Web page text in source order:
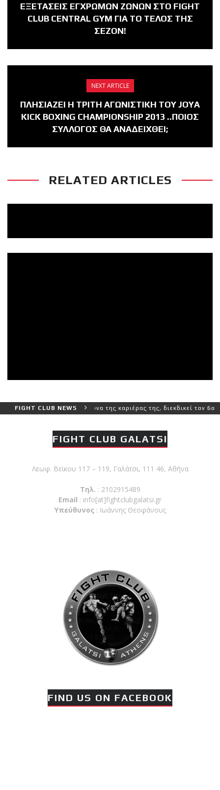
ΕΞΕΤΑΣΕΙΣ ΕΓΧΡΩΜΩΝ ΖΩΝΩΝ ΣΤΟ FIGHT
CLUB CENTRAL GYM ΓΙΑ ΤΟ ΤΕΛΟΣ ΤΗΣ
ΣΕΖΟΝ!
NEXT ARTICLE
ΠΛΗΣΙΑΖΕΙ Η ΤΡΙΤΗ ΑΓΩΝΙΣΤΙΚΗ ΤΟΥ JOYA
KICK BOXING CHAMPIONSHIP 2013 ..ΠΟΙΟΣ
ΣΥΛΛΟΓΟΣ ΘΑ ΑΝΑΔΕΙΧΘΕΙ;
RELATED ARTICLES
FIGHT CLUB NEWS
και πιο δύσκολο αγώνα της καριέρας της, διεκδικεί τον 6ο
FIGHT CLUB GALATSI
Λεωφ. Βεϊκου 117 – 119, Γαλάτσι, 111 46, Αθήνα
Τηλ. : 2102915489
Email : info[at]fightclubgalatsi.gr
Υπεύθυνος : Ιωάννης Θεοφάνους
FIND US ON FACEBOOK